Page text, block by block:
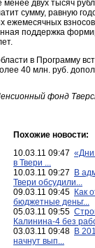
менее двух тысяч
сумму, равную
ежемесячных
поддержка
в Программу
40 млн. руб.
фонд
Похожие новости:
10.03.11 09:47
в Твери ...
10.03.11 09:27
В
Твери обсудили...
09.03.11 09:45 Как
бюджетные деньг...
05.03.11 09:55
Калинина-4 без
03.03.11 09:48 В
начнут вып...